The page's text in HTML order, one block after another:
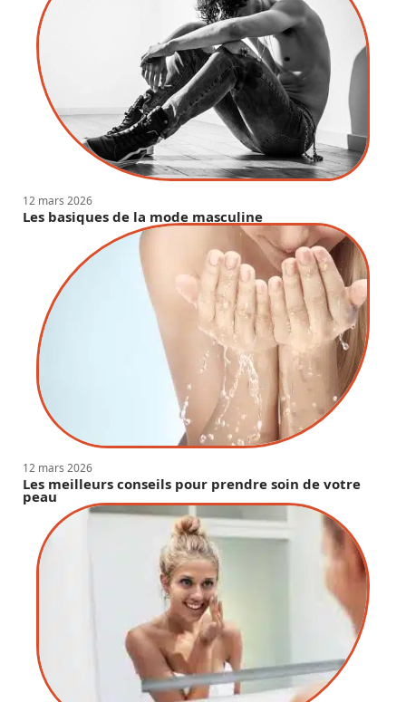
12 mars 2026
Les basiques de la mode masculine
12 mars 2026
Les meilleurs conseils pour prendre soin de votre
peau